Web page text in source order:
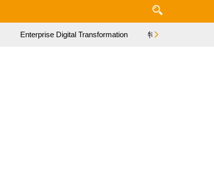
Enterprise Digital Transformation 特集